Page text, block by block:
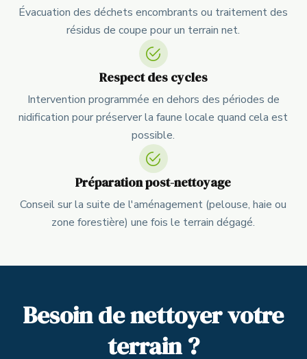
Évacuation des déchets encombrants ou traitement des
résidus de coupe pour un terrain net.
Respect des cycles
Intervention programmée en dehors des périodes de
nidification pour préserver la faune locale quand cela est
possible.
Préparation post-nettoyage
Conseil sur la suite de l'aménagement (pelouse, haie ou
zone forestière) une fois le terrain dégagé.
Besoin de nettoyer votre
terrain ?